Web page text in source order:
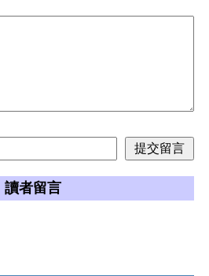
讀者留言